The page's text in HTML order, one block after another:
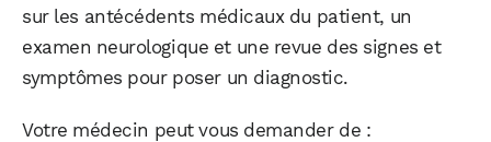
sur les antécédents médicaux du patient, un
examen neurologique et une revue des signes et
symptômes pour poser un diagnostic.
Votre médecin peut vous demander de :